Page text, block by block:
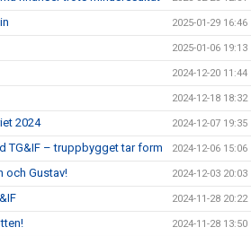
2025-01-29 16:46
2025-01-06 19:13
2024-12-20 11:44
2024-12-18 18:32
2024 2024-12-07 19:35
TG&IF – truppbygget tar form 2024-12-06 15:06
och Gustav! 2024-12-03 20:03
2024-11-28 20:22
2024-11-28 13:50